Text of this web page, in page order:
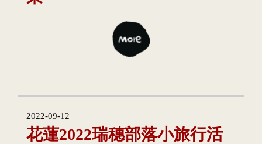
2022-09-12
花蓮2022瑞穗部落小旅行活